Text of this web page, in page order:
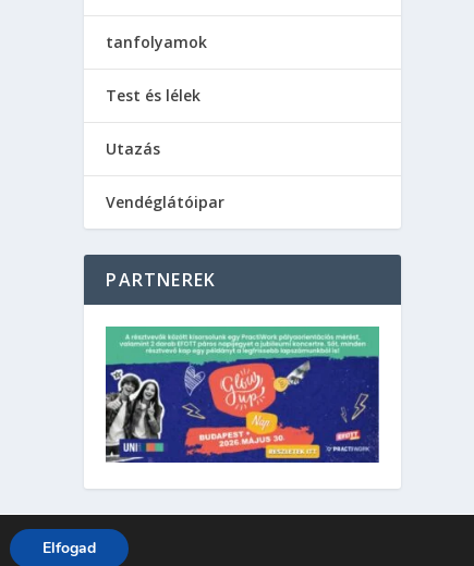
tanfolyamok
Test és lélek
Utazás
Vendéglátóipar
PARTNEREK
Elfogad